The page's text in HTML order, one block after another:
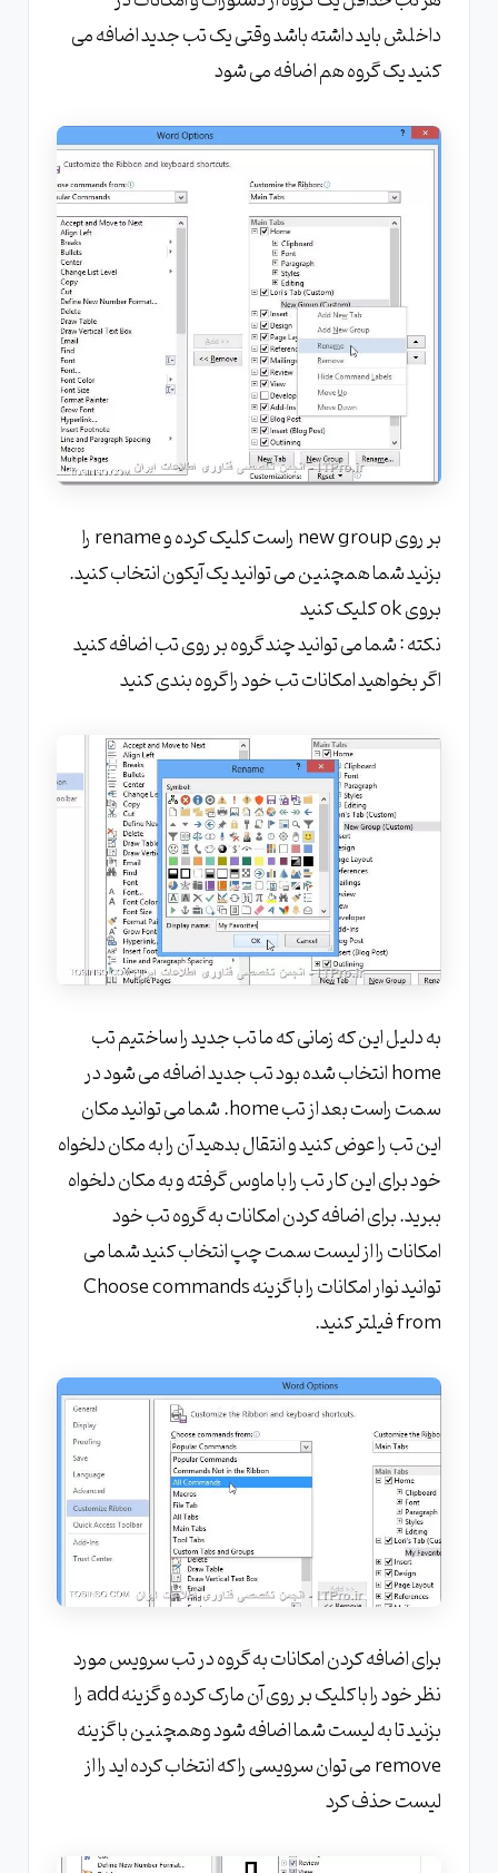
داخلش باید داشته باشد وقتی یک تب جدید اضافه می
کنید یک گروه هم اضافه می شود
بر روی new group راست کلیک کرده و rename را
بزنید شما همچنین می توانید یک آیکون انتخاب کنید.
بروی ok کلیک کنید
نکته : شما می توانید چند گروه بر روی تب اضافه کنید
اگر بخواهید امکانات تب خود را گروه بندی کنید
به دلیل این که زمانی که ما تب جدید را ساختیم تب
home انتخاب شده بود تب جدید اضافه می شود در
سمت راست بعد از تب home. شما می توانید مکان
این تب را عوض کنید و انتقال بدهید آن را به مکان دلخواه
خود برای این کار تب را با ماوس گرفته و به مکان دلخواه
ببرید. برای اضافه کردن امکانات به گروه تب خود
امکانات را از لیست سمت چپ انتخاب کنید شما می
توانید نوار امکانات را با گزینه Choose commands
from فیلتر کنید.
برای اضافه کردن امکانات به گروه در تب سرویس مورد
نظر خود را با کلیک بر روی آن مارک کرده و گزینه add را
بزنید تا به لیست شما اضافه شود وهمچنین با گزینه
remove می توان سرویسی را که انتخاب کرده اید را از
لیست حذف کرد